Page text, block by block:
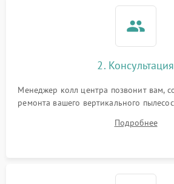
2. Консультация
Менеджер колл центра позвонит вам,
ремонта вашего вертикального
Подробнее